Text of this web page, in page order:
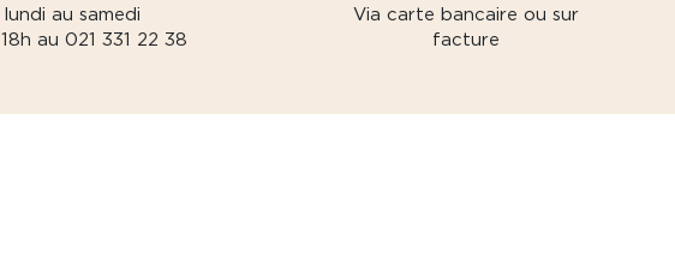
lundi au samedi
au 021 331 22 38
Via carte bancaire ou sur
facture